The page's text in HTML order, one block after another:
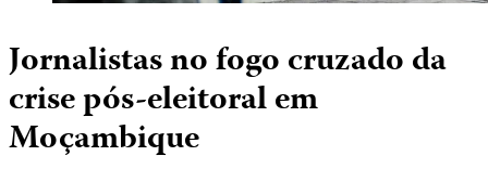
Jornalistas no fogo cruzado da
crise pós-eleitoral em
Moçambique